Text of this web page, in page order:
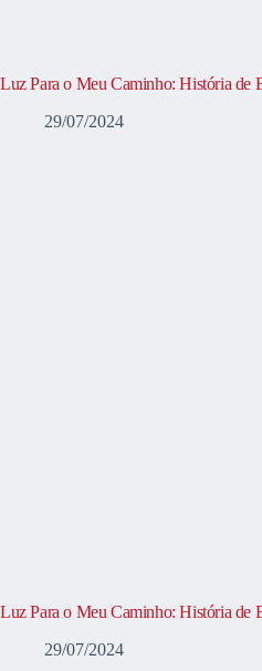
Luz Para o Meu Caminho: História de
29/07/2024
Luz Para o Meu Caminho: História de
29/07/2024